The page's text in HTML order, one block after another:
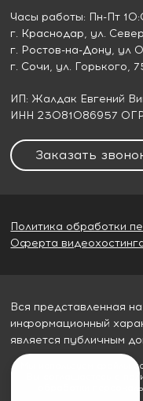
Часы работы: Пн-Пт
г. Краснодар, ул.
г. Ростов-на-Дону, ул
г. Сочи, ул. Горького,
ИП: Жалдак Евгений
ИНН 23081086957
Заказать
Политика обработки
Оферта
Вся представленная
информационный
является публичным
определяемым
Мы используем файлы
Вы соглашаетесь с
обработки